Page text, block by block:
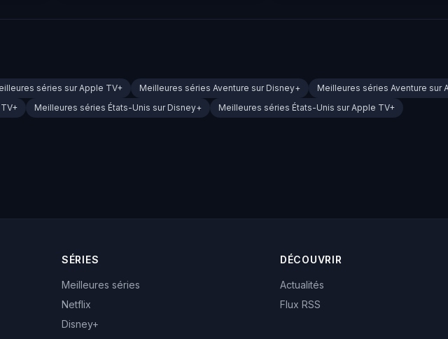
séries sur Apple TV+ Meilleures séries Aventure sur Disney+ Meilleures séries Aventure sur
Meilleures séries États-Unis sur Disney+ Meilleures séries États-Unis sur Apple TV+
SÉRIES
Meilleures séries
Netflix
Disney+
DÉCOUVRIR
Actualités
Flux RSS